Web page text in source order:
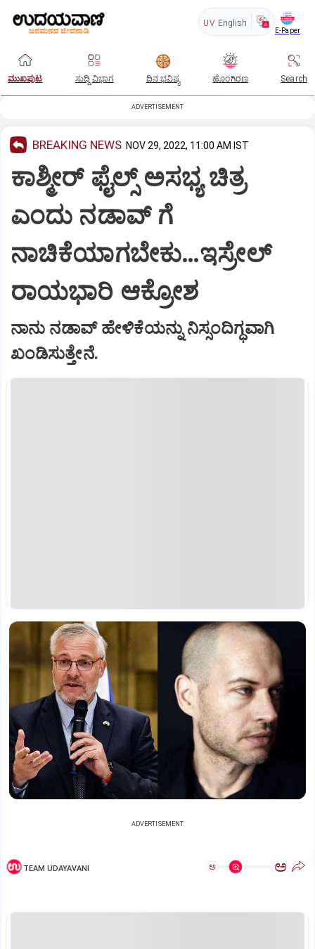
UV English
E-Paper
ಮುಖಪುಟ ಸುದ್ದಿ ವಿಭಾಗ ದಿನ ಭವಿಷ್ಯ ಹೊಂಗಿರಣ Search
ADVERTISEMENT
BREAKING NEWS NOV 29, 2022, 11:00 AM IST
ಕಾಶ್ಮೀರ್ ಫೈಲ್ಸ್ ಅಸಭ್ಯ ಚಿತ್ರ
ಎಂದು ನಡಾವ್ ಗೆ
ನಾಚಿಕೆಯಾಗಬೇಕು…ಇಸ್ರೇಲ್
ರಾಯಭಾರಿ ಆಕ್ರೋಶ
ನಾನು ನಡಾವ್ ಹೇಳಿಕೆಯನ್ನು ನಿಸ್ಸಂದಿಗ್ಧವಾಗಿ
ಖಂಡಿಸುತ್ತೇನೆ.
ADVERTISEMENT
TEAM UDAYAVANI ಅ ಅ